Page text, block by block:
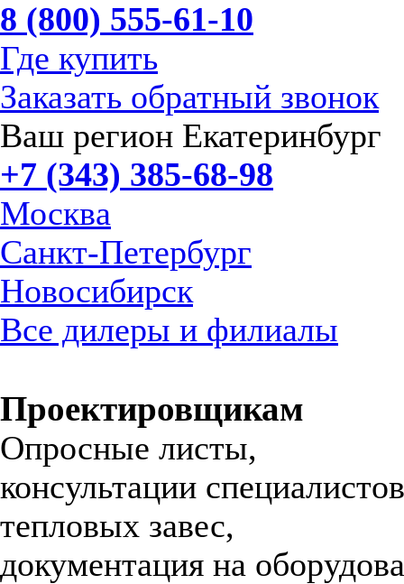
8 (800) 555-61-10
Где купить
Заказать обратный звонок
Ваш регион Екатеринбург
+7 (343) 385-68-98
Москва
Санкт-Петербург
Новосибирск
Все дилеры и филиалы
Проектировщикам
Опросные листы,
консультации
тепловых завес,
документация на